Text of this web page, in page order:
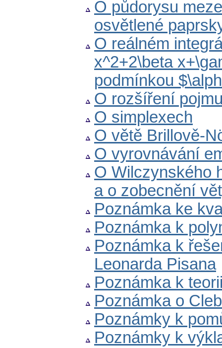
O půdorysu
osvětlené
O reálném
x^2+2\beta
podmínkou
O rozšíření
O simplexech
O větě Brillově-
O vyrovnávání
O Wilczynského
a o zobecnění
Poznámka ke
Poznámka k
Poznámka k
Leonarda Pisana
Poznámka k
Poznámka o
Poznámky k
Poznámky k